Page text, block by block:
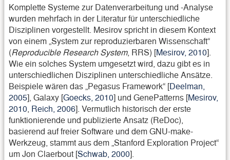
Komplette Systeme zur Datenverarbeitung und -Analyse
wurden mehrfach in der Literatur für unterschiedliche
Disziplinen vorgestellt. Mesirov spricht in diesem Kontext
von einem „System zur reproduzierbaren Wissenschaft“
(Reproducible Research System, RRS) [Mesirov, 2010].
Wie ein solches System umgesetzt wird, dazu gibt es in
unterschiedlichen Disziplinen unterschiedliche Ansätze.
Beispiele wären das „Pegasus Framework“ [Deelman,
2005], Galaxy [Goecks, 2010] und GenePatterns [Mesirov,
2010, Reich, 2006]. Vermutlich historisch der erste
funktionierende und publizierte Ansatz (ReDoc),
basierend auf freier Software und dem GNU-make-
Werkzeug, stammt aus dem „Stanford Exploration Project“
um Jon Claerbout [Schwab, 2000].